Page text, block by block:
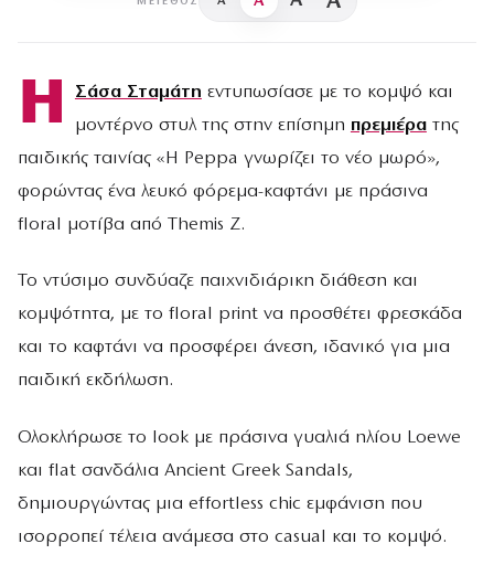
Η Σάσα Σταμάτη εντυπωσίασε με το κομψό και
μοντέρνο στυλ της στην επίσημη πρεμιέρατης
παιδικής ταινίας «Η Peppa γνωρίζει το νέο μωρό»,
φορώντας ένα λευκό φόρεμα-καφτάνι με πράσινα
floral μοτίβα από Themis Z.
Το ντύσιμο συνδύαζε παιχνιδιάρικη διάθεση και
κομψότητα, με το floral print να προσθέτει φρεσκάδα
και το καφτάνι να προσφέρει άνεση, ιδανικό για μια
παιδική εκδήλωση.
Ολοκλήρωσε το look με πράσινα γυαλιά ηλίου Loewe
και flat σανδάλια Ancient Greek Sandals,
δημιουργώντας μια effortless chic εμφάνιση που
ισορροπεί τέλεια ανάμεσα στο casual και το κομψό.